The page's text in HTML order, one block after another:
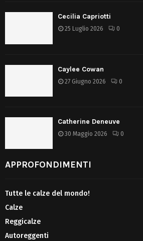
Cecilia Capriotti
25 Luglio 2026 0
Caylee Cowan
27 Giugno 2026 0
Catherine Deneuve
30 Maggio 2026 0
APPROFONDIMENTI
Tutte le calze del mondo!
Calze
Reggicalze
Autoreggenti